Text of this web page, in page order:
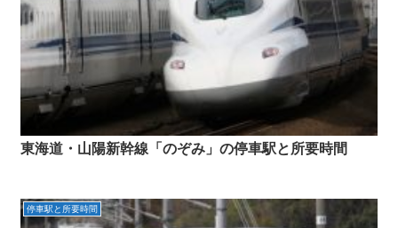
東海道・山陽新幹線「のぞみ」の停車駅と所要時間
停車駅と所要時間